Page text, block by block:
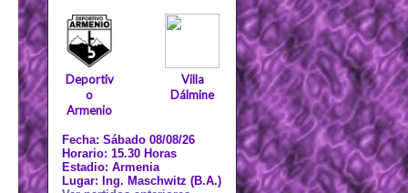
Deportiv
o
Armenio
Villa
Dálmine
Fecha: Sábado 08/08/26
Horario: 15.30 Horas
Estadio: Armenia
Lugar: Ing. Maschwitz (B.A.)